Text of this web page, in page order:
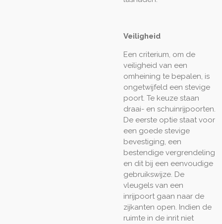
Veiligheid
Een criterium, om de
veiligheid van een
omheining te bepalen, is
ongetwijfeld een stevige
poort. Te keuze staan
draai- en schuinrijpoorten.
De eerste optie staat voor
een goede stevige
bevestiging, een
bestendige vergrendeling
en dit bij een eenvoudige
gebruikswijze. De
vleugels van een
inrijpoort gaan naar de
zijkanten open. Indien de
ruimte in de inrit niet